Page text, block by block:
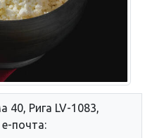
40, Рига LV-1083,
почта: